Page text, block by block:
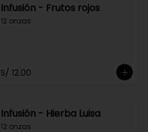
Infusión - Frutos rojos
12 onzas
S/ 12.00
Infusión - Hierba Luisa
12 onzas